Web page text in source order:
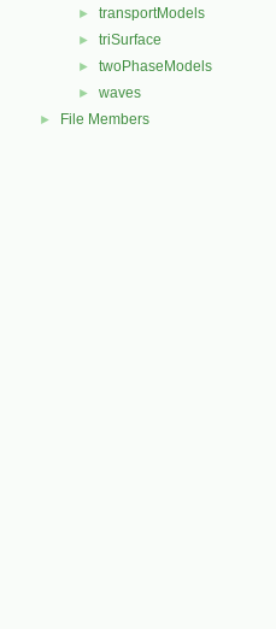
► transportModels
► triSurface
► twoPhaseModels
► waves
► File Members